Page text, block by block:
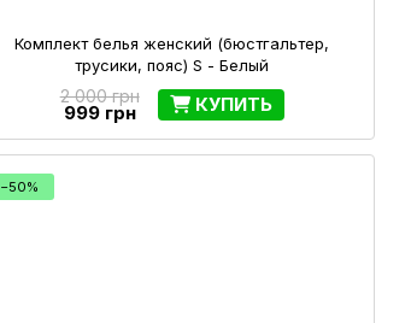
Комплект белья женский (бюстгальтер,
трусики, пояс) S - Белый
2 000 грн
999 грн КУПИТЬ
−50%